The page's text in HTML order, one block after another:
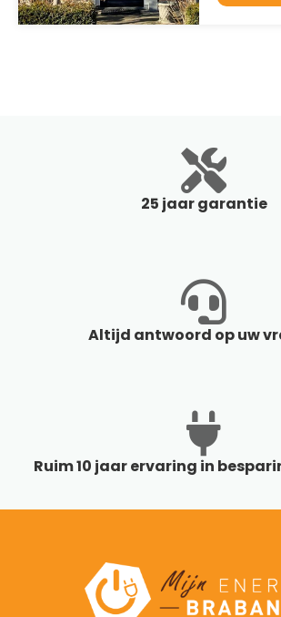
25 jaar garantie
Altijd antwoord op uw
Ruim 10 jaar ervaring in